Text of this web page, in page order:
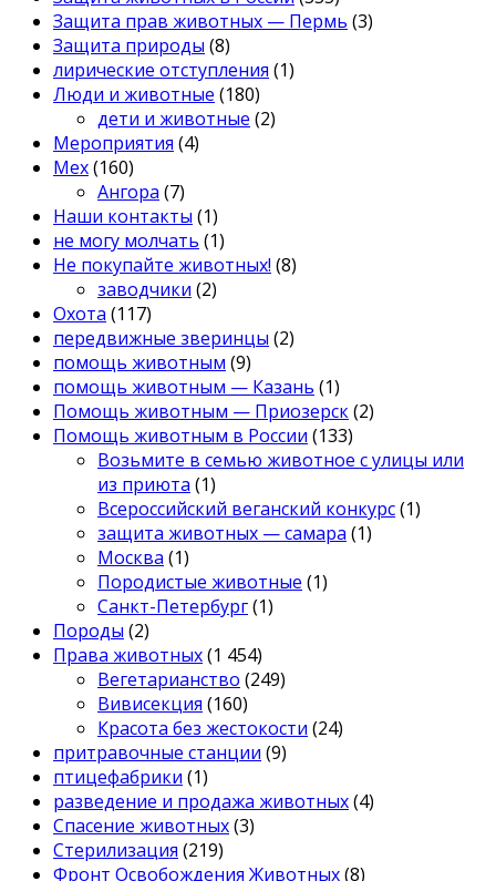
Защита прав животных — Пермь (3)
Защита природы (8)
лирические отступления (1)
Люди и животные (180)
дети и животные (2)
Мероприятия (4)
Мех(160)
Ангора (7)
Наши контакты (1)
не могу молчать (1)
Не покупайте животных! (8)
заводчики (2)
Охота (117)
передвижные зверинцы (2)
помощь животным (9)
помощь животным — Казань (1)
Помощь животным — Приозерск(2)
Помощь животным в России (133)
Возьмите в семью животное с улицы или
из приюта (1)
Всероссийский веганский конкурс(1)
защита животных — самара (1)
Москва (1)
Породистые животные (1)
Санкт-Петербург(1)
Породы (2)
Права животных(1 454)
Вегетарианство (249)
Вивисекция (160)
Красота без жестокости (24)
притравочные станции (9)
птицефабрики (1)
разведение и продажа животных(4)
Спасение животных(3)
Стерилизация (219)
Фронт Освобождения Животных(8)